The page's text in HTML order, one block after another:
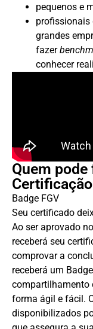
pequenos e
profissionais
grandes
fazer
conhecer
Quem pode
Certificação
Badge FGV
Seu certificado
Ao ser aprovado
receberá seu
comprovar a
receberá um
compartilhamento
forma ágil e fácil.
disponibilizados